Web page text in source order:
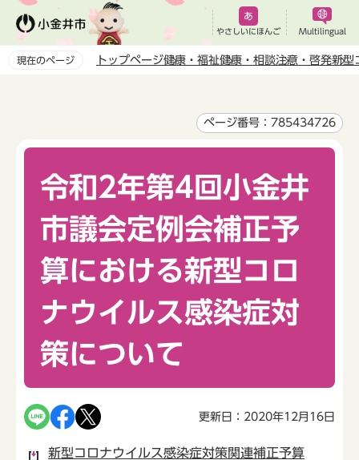
ペ
やさしいにほんご Multilingual
現在のページ トップページ健康・福祉健康・相談注意・啓発新型
ページ番号：785434726
令和2年第4回小金井
市議会定例会補正予
算における新型コロ
ナウイルス感染症対
策について
更新日：2020年12月16日
新型コロナウイルス感染症対策関連補正予算